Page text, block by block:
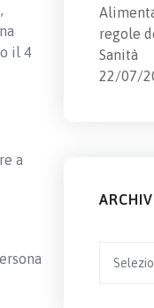
il 4
a
regole
Sanità
22/07/
per